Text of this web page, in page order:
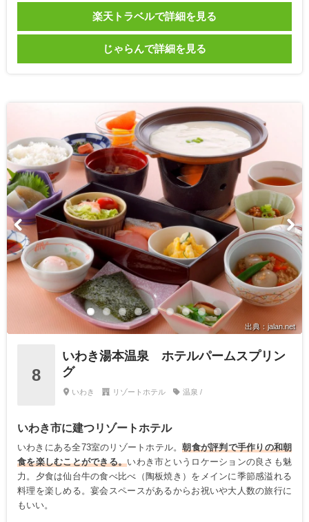
楽天トラベルで詳細を見る
じゃらんで詳細を見る
出典：jalan.net
8
いわき湯本温泉 ホテルパームスプリン
グ
いわき リゾートホテル 温泉 /
いわき市に建つリゾートホテル
いわきにある全73室のリゾートホテル。朝食が評判で手作りの和朝
食を楽しむことができる。いわき市というロケーションの良さも魅
力。夕食は仙台牛の食べ比べ（陶板焼き）をメインに季節感溢れる
料理を楽しめる。宴会スペースがあるからお祝いや大人数の旅行に
もいい。